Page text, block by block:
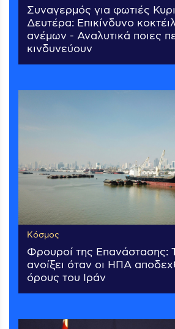
Συναγερμός για φωτιές
Δευτέρα: Επικίνδυνο
ανέμων - Αναλυτικά ποιες
κινδυνεύουν
Κόσμος
Φρουροί της Επανάστασης:
ανοίξει όταν οι ΗΠΑ
όρους του Ιράν